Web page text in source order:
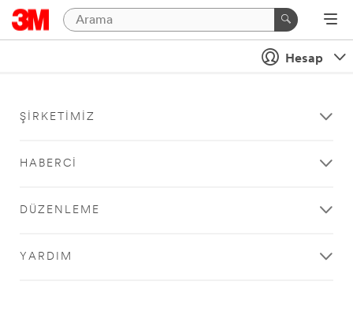
Hesap
ŞIRKETIMIZ
HABERCI
DÜZENLEME
YARDIM